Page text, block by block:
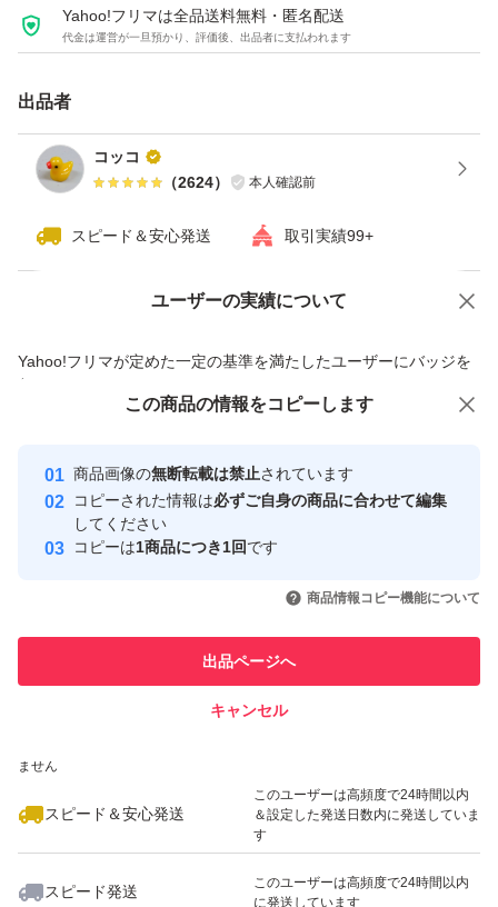
組み換え同梱もできますので
よろしくお願いいたします
2個、1350円
3個、2020円
4個、2690円
5個、3360円
30個、18900円です。
ません。
#新品
Yahoo!フリマは全品送料無料・匿名配送
代金は運営が一旦預かり、評価後、出品者に支払われます
出品者
コッコ
（2624） 本人確認前
スピード＆安心発送 取引実績99+
ユーザーの実績について
Yahoo!フリマが定めた一定の基準を満たしたユーザーにバッジを
付与しています
安心取引出品者
心・安全なユーザーです
取引実績
引を完了させた実績があります
での取引実績があります
ません
スピード＆安心発送
このユーザーは高頻度で24時間以内
＆設定した発送日数内に発送していま
す
スピード発送
このユーザーは高頻度で24時間以内
に発送しています
価格の相談 商品への質問
この商品の情報をコピーします
商品画像の無断転載は禁止されています
コピーされた情報は必ずご自身の商品に合わせて編集
してください
コピーは1商品につき1回です
商品情報コピー機能について
出品ページへ
キャンセル
この商品をみている人にオススメ